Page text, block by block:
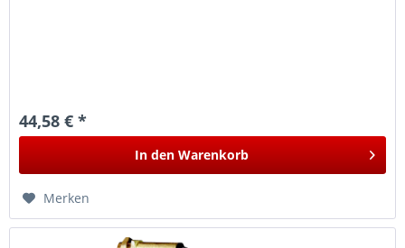
44,58 € *
In den Warenkorb
Merken